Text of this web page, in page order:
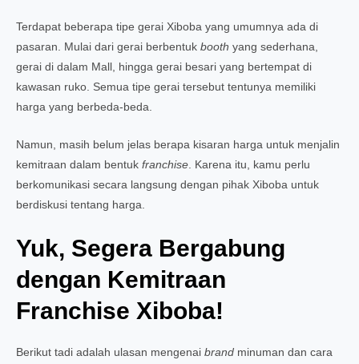
Terdapat beberapa tipe gerai Xiboba yang umumnya ada di
pasaran. Mulai dari gerai berbentuk booth yang sederhana,
gerai di dalam Mall, hingga gerai besari yang bertempat di
kawasan ruko. Semua tipe gerai tersebut tentunya memiliki
harga yang berbeda-beda.
Namun, masih belum jelas berapa kisaran harga untuk menjalin
kemitraan dalam bentuk franchise. Karena itu, kamu perlu
berkomunikasi secara langsung dengan pihak Xiboba untuk
berdiskusi tentang harga.
Yuk, Segera Bergabung
dengan Kemitraan
Franchise Xiboba!
Berikut tadi adalah ulasan mengenai brand minuman dan cara